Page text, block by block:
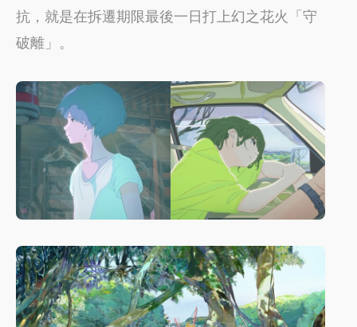
抗，就是在拆遷期限最後一日打上幻之花火「守
破離」。